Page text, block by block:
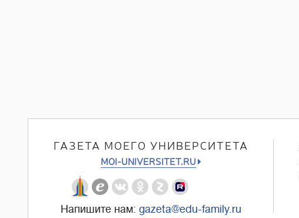
ГАЗЕТА МОЕГО УНИВЕРСИТЕТА
MOI-UNIVERSITET.RU
Напишите нам: gazeta@edu-family.ru